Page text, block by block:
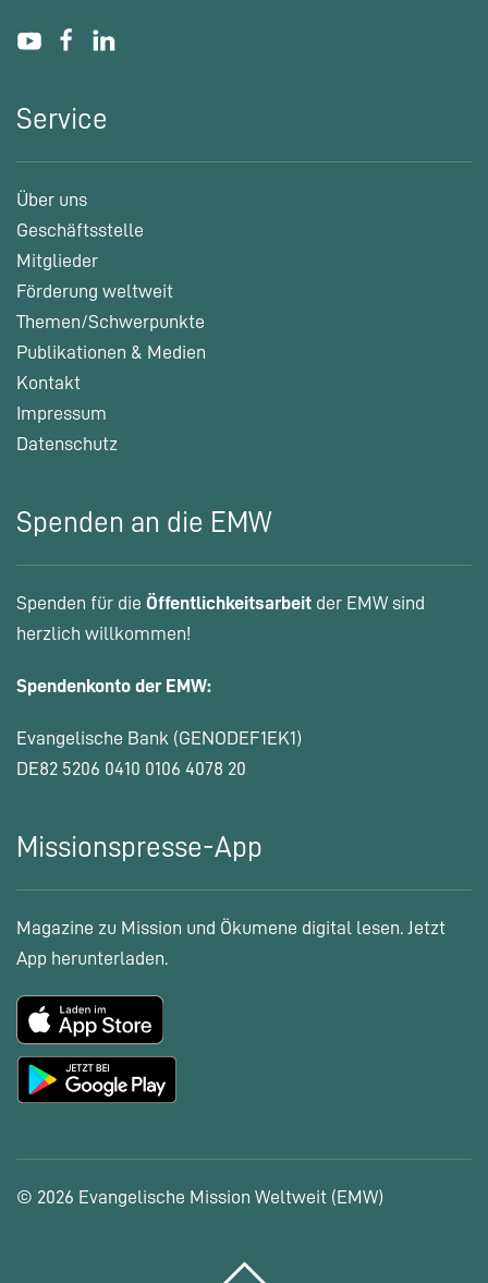
Service
Über uns
Geschäftsstelle
Mitglieder
Förderung weltweit
Themen/Schwerpunkte
Publikationen & Medien
Kontakt
Impressum
Datenschutz
Spenden an die EMW
Spenden für die Öffentlichkeitsarbeit der EMW sind
herzlich willkommen!
Spendenkonto der EMW:
Evangelische Bank (GENODEF1EK1)
DE82 5206 0410 0106 4078 20
Missionspresse-App
Magazine zu Mission und Ökumene digital lesen. Jetzt
App herunterladen.
© 2026 Evangelische Mission Weltweit (EMW)